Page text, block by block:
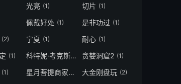
光亮 (1) 切片 (1)
佩戴好处 (1) 是非功过 (1)
(2) 宁夏 (1) 耐心 (1)
(1) 科特妮·考克斯
(1) 贪婪洞窟2 (1)
(1) 星月菩提商家
(1) 大金刚盘玩 (2)